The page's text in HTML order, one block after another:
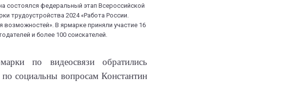
состоялся федеральный этап Всероссийской
трудоустройства 2024 «Работа России.
возможностей». В ярмарке приняли участие 16
и более 100 соискателей.
по видеосвязи обратились
по социальны вопросам Константин